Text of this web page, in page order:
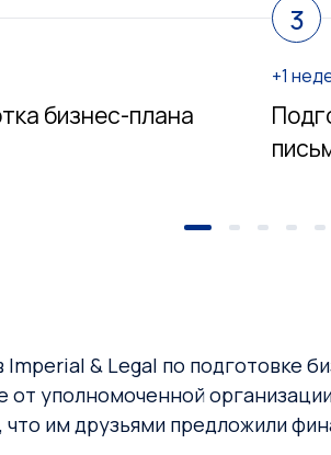
бизнес-плана
3
+1
& Legal по подготовке
уполномоченной
им друзьями предложили